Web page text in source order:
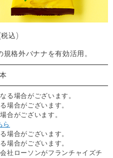
込)
格外バナナを有効活用。
る場合がございます。
場合がございます。
合がございます。
ら
場合がございます。
場合がございます。
社ローソンがフランチャイズチ